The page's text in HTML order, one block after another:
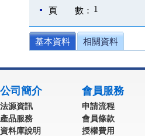
頁 數： 1
基本資料 相關資料
公司簡介
法源資訊
產品服務
資料庫說明
會員服務
申請流程
會員條款
授權費用